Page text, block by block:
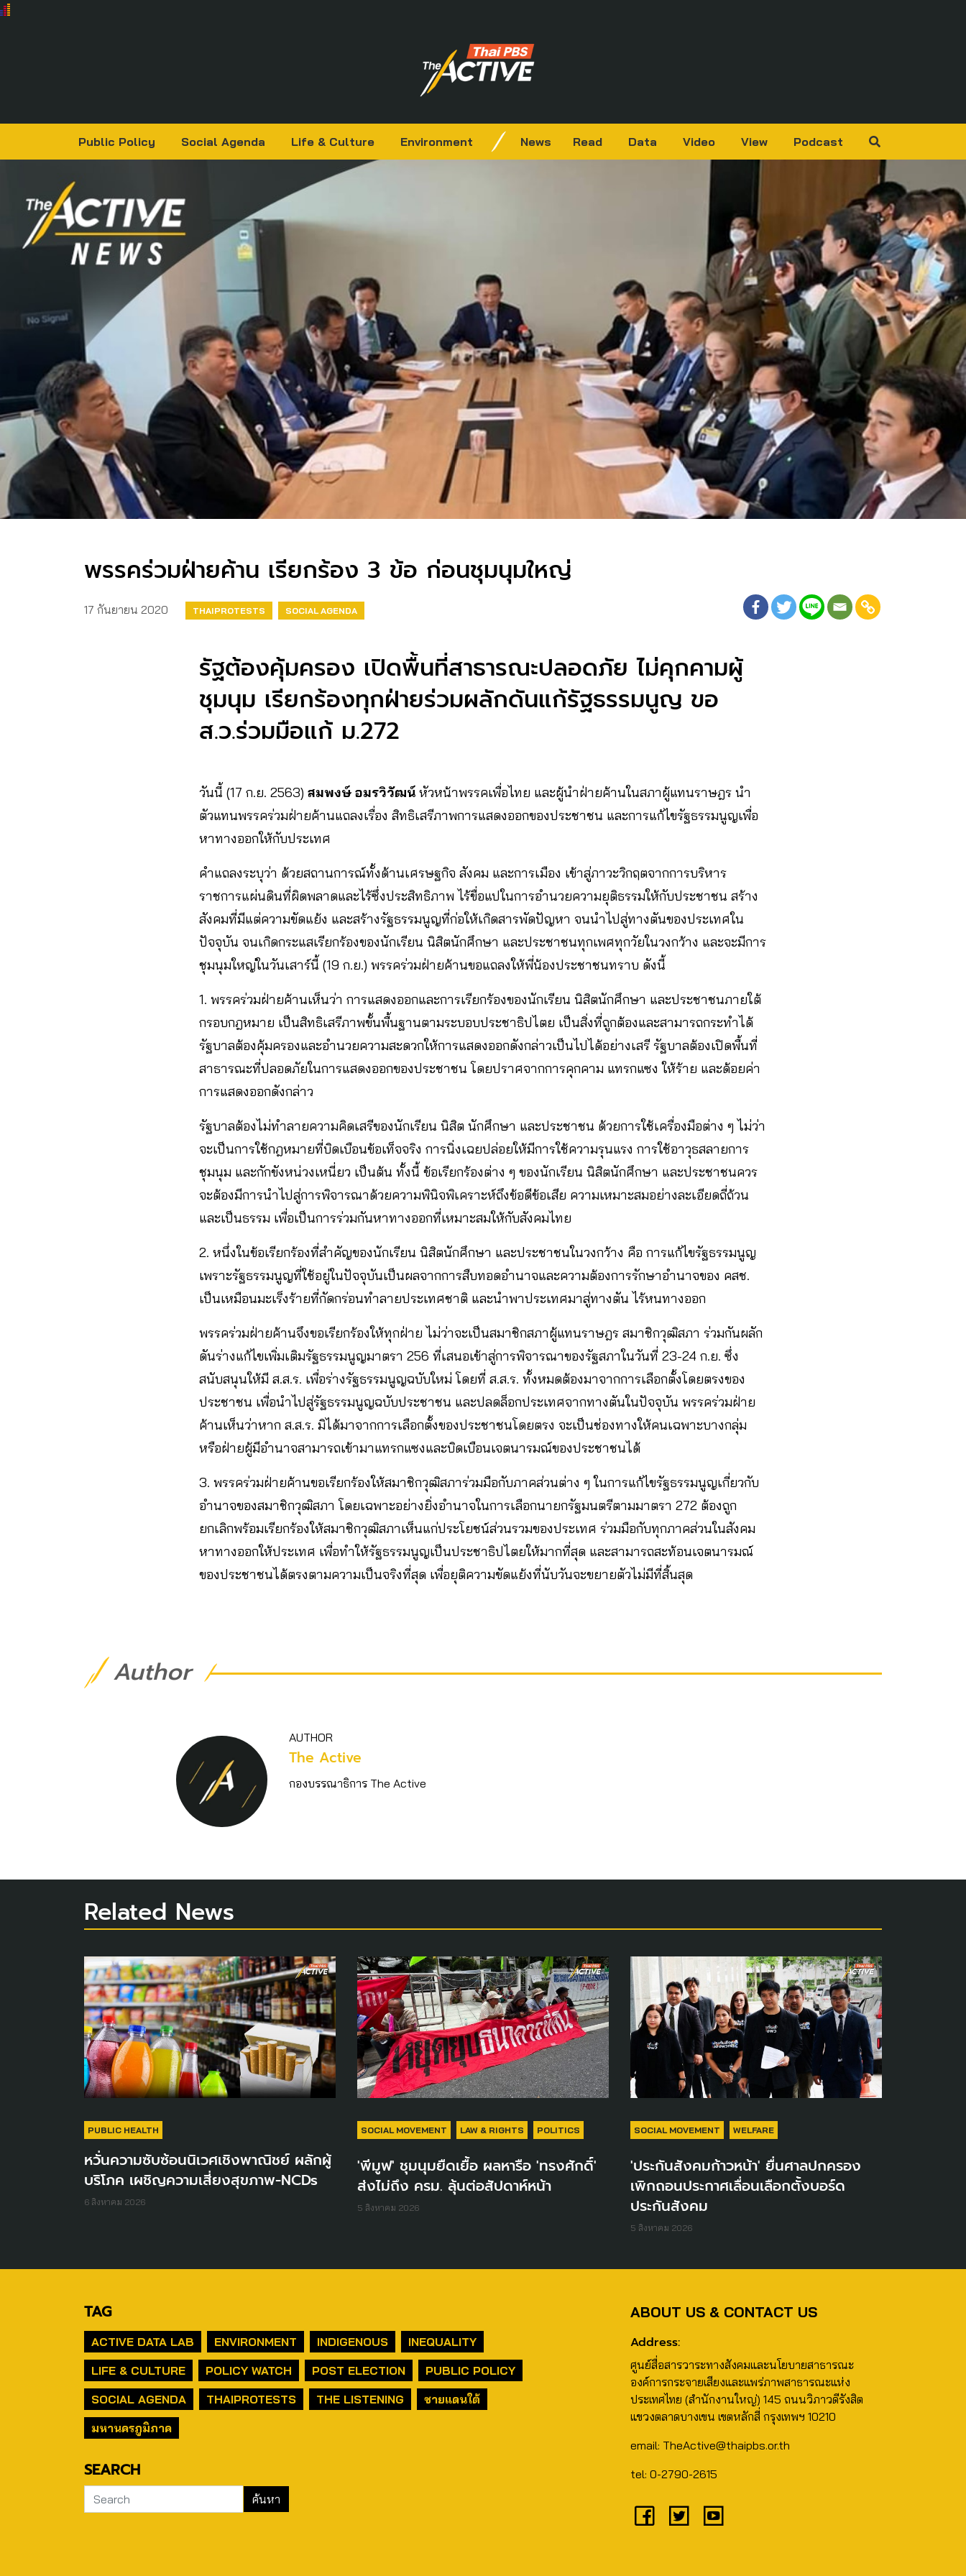
Public Policy Social Agenda Life & Culture Environment News Read Data Video View Podcast
พรรคร่วมฝ่ายค้าน เรียกร้อง 3 ข้อ ก่อนชุมนุมใหญ่
17 กันยายน 2020 THAIPROTESTS SOCIAL AGENDA
รัฐต้องคุ้มครอง เปิดพื้นที่สาธารณะปลอดภัย ไม่คุกคามผู้
ชุมนุม เรียกร้องทุกฝ่ายร่วมผลักดันแก้รัฐธรรมนูญ ขอ
ส.ว.ร่วมมือแก้ ม.272
วันนี้ (17 ก.ย. 2563) สมพงษ์ อมรวิวัฒน์ หัวหน้าพรรคเพื่อไทย และผู้นำฝ่ายค้านในสภาผู้แทนราษฎร นำ
ตัวแทนพรรคร่วมฝ่ายค้านแถลงเรื่อง สิทธิเสรีภาพการแสดงออกของประชาชน และการแก้ไขรัฐธรรมนูญเพื่อ
หาทางออกให้กับประเทศ
คำแถลงระบุว่า ด้วยสถานการณ์ทั้งด้านเศรษฐกิจ สังคม และการเมือง เข้าสู่ภาวะวิกฤตจากการบริหาร
ราชการแผ่นดินที่ผิดพลาดและไร้ซึ่งประสิทธิภาพ ไร้ขื่อแปในการอำนวยความยุติธรรมให้กับประชาชน สร้าง
สังคมที่มีแต่ความขัดแย้ง และสร้างรัฐธรรมนูญที่ก่อให้เกิดสารพัดปัญหา จนนำไปสู่ทางตันของประเทศใน
ปัจจุบัน จนเกิดกระแสเรียกร้องของนักเรียน นิสิตนักศึกษา และประชาชนทุกเพศทุกวัยในวงกว้าง และจะมีการ
ชุมนุมใหญ่ในวันเสาร์นี้ (19 ก.ย.) พรรคร่วมฝ่ายค้านขอแถลงให้พี่น้องประชาชนทราบ ดังนี้
1. พรรคร่วมฝ่ายค้านเห็นว่า การแสดงออกและการเรียกร้องของนักเรียน นิสิตนักศึกษา และประชาชนภายใต้
กรอบกฎหมาย เป็นสิทธิเสรีภาพขั้นพื้นฐานตามระบอบประชาธิปไตย เป็นสิ่งที่ถูกต้องและสามารถกระทำได้
รัฐบาลต้องคุ้มครองและอำนวยความสะดวกให้การแสดงออกดังกล่าวเป็นไปได้อย่างเสรี รัฐบาลต้องเปิดพื้นที่
สาธารณะที่ปลอดภัยในการแสดงออกของประชาชน โดยปราศจากการคุกคาม แทรกแซง ให้ร้าย และด้อยค่า
การแสดงออกดังกล่าว
รัฐบาลต้องไม่ทำลายความคิดเสรีของนักเรียน นิสิต นักศึกษา และประชาชน ด้วยการใช้เครื่องมือต่าง ๆ ไม่ว่า
จะเป็นการใช้กฎหมายที่บิดเบือนข้อเท็จจริง การนิ่งเฉยปล่อยให้มีการใช้ความรุนแรง การใช้อาวุธสลายการ
ชุมนุม และกักขังหน่วงเหนี่ยว เป็นต้น ทั้งนี้ ข้อเรียกร้องต่าง ๆ ของนักเรียน นิสิตนักศึกษา และประชาชนควร
จะต้องมีการนำไปสู่การพิจารณาด้วยความพินิจพิเคราะห์ถึงข้อดีข้อเสีย ความเหมาะสมอย่างละเอียดถี่ถ้วน
และเป็นธรรม เพื่อเป็นการร่วมกันหาทางออกที่เหมาะสมให้กับสังคมไทย
2. หนึ่งในข้อเรียกร้องที่สำคัญของนักเรียน นิสิตนักศึกษา และประชาชนในวงกว้าง คือ การแก้ไขรัฐธรรมนูญ
เพราะรัฐธรรมนูญที่ใช้อยู่ในปัจจุบันเป็นผลจากการสืบทอดอำนาจและความต้องการรักษาอำนาจของ คสช.
เป็นเหมือนมะเร็งร้ายที่กัดกร่อนทำลายประเทศชาติ และนำพาประเทศมาสู่ทางตัน ไร้หนทางออก
พรรคร่วมฝ่ายค้านจึงขอเรียกร้องให้ทุกฝ่าย ไม่ว่าจะเป็นสมาชิกสภาผู้แทนราษฎร สมาชิกวุฒิสภา ร่วมกันผลัก
ดันร่างแก้ไขเพิ่มเติมรัฐธรรมนูญมาตรา 256 ที่เสนอเข้าสู่การพิจารณาของรัฐสภาในวันที่ 23-24 ก.ย. ซึ่ง
สนับสนุนให้มี ส.ส.ร. เพื่อร่างรัฐธรรมนูญฉบับใหม่ โดยที่ ส.ส.ร. ทั้งหมดต้องมาจากการเลือกตั้งโดยตรงของ
ประชาชน เพื่อนำไปสู่รัฐธรรมนูญฉบับประชาชน และปลดล็อกประเทศจากทางตันในปัจจุบัน พรรคร่วมฝ่าย
ค้านเห็นว่าหาก ส.ส.ร. มิได้มาจากการเลือกตั้งของประชาชนโดยตรง จะเป็นช่องทางให้คนเฉพาะบางกลุ่ม
หรือฝ่ายผู้มีอำนาจสามารถเข้ามาแทรกแซงและบิดเบือนเจตนารมณ์ของประชาชนได้
3. พรรคร่วมฝ่ายค้านขอเรียกร้องให้สมาชิกวุฒิสภาร่วมมือกับภาคส่วนต่าง ๆ ในการแก้ไขรัฐธรรมนูญเกี่ยวกับ
อำนาจของสมาชิกวุฒิสภา โดยเฉพาะอย่างยิ่งอำนาจในการเลือกนายกรัฐมนตรีตามมาตรา 272 ต้องถูก
ยกเลิกพร้อมเรียกร้องให้สมาชิกวุฒิสภาเห็นแก่ประโยชน์ส่วนรวมของประเทศ ร่วมมือกับทุกภาคส่วนในสังคม
หาทางออกให้ประเทศ เพื่อทำให้รัฐธรรมนูญเป็นประชาธิปไตยให้มากที่สุด และสามารถสะท้อนเจตนารมณ์
ของประชาชนได้ตรงตามความเป็นจริงที่สุด เพื่อยุติความขัดแย้งที่นับวันจะขยายตัวไม่มีที่สิ้นสุด
Author
AUTHOR
The Active
กองบรรณาธิการ The Active
Related News
PUBLIC HEALTH
หวั่นความซับซ้อนนิเวศเชิงพาณิชย์ ผลักผู้
บริโภค เผชิญความเสี่ยงสุขภาพ-NCDs
6 สิงหาคม 2026
SOCIAL MOVEMENT LAW & RIGHTS POLITICS
'พีมูฟ' ชุมนุมยืดเยื้อ ผลหารือ 'ทรงศักดิ์'
ส่งไม่ถึง ครม. ลุ้นต่อสัปดาห์หน้า
5 สิงหาคม 2026
SOCIAL MOVEMENT WELFARE
'ประกันสังคมก้าวหน้า' ยื่นศาลปกครอง
เพิกถอนประกาศเลื่อนเลือกตั้งบอร์ด
ประกันสังคม
5 สิงหาคม 2026
TAG
ACTIVE DATA LAB ENVIRONMENT INDIGENOUS
INEQUALITY
LIFE & CULTURE
POLICY WATCH POST ELECTION
PUBLIC POLICY
SOCIAL AGENDA
THAIPROTESTS THE LISTENING
ชายแดนใต้
มหานครภูมิภาค
SEARCH
ABOUT US & CONTACT US
Address:
ศูนย์สื่อสารวาระทางสังคมและนโยบายสาธารณะ
องค์การกระจายเสียงและแพร่ภาพสาธารณะแห่ง
ประเทศไทย (สำนักงานใหญ่) 145 ถนนวิภาวดีรังสิต
แขวงตลาดบางเขน เขตหลักสี่ กรุงเทพฯ 10210
email: TheActive@thaipbs.or.th
tel: 0-2790-2615